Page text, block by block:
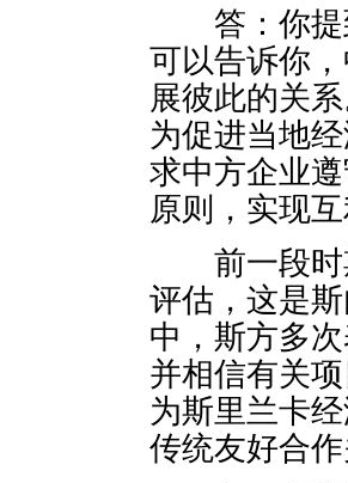
答：你提
可以告诉你
展彼此的关
为促进当地
求中方企业
原则，实现互
前一段时
评估，这是
中，斯方多
并相信有关
为斯里兰卡
传统友好合作